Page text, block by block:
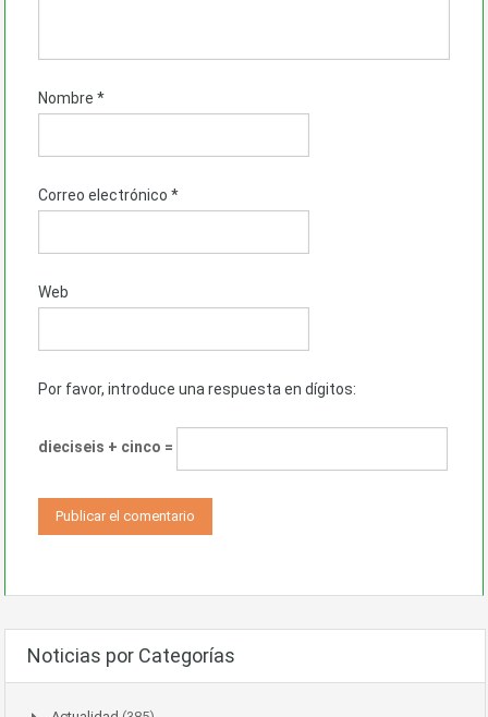
Nombre *
Correo electrónico *
Web
Por favor, introduce una respuesta en dígitos:
dieciseis + cinco =
Noticias por Categorías